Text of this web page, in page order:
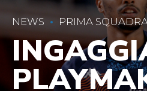
NEWS PRIMA